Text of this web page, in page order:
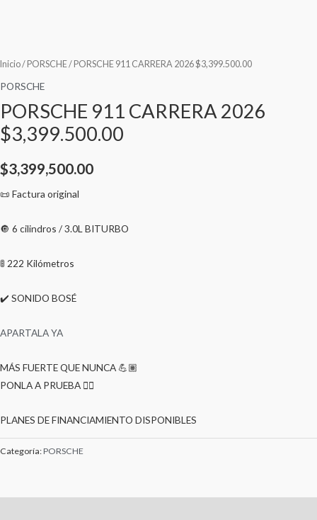
Inicio/ PORSCHE/ PORSCHE 911 CARRERA 2026 $3,399.500.00
PORSCHE
PORSCHE 911 CARRERA 2026
$3,399.500.00
$3,399,500.00
📜 Factura original
🔘 6 cilindros / 3.0L BITURBO
🚦 222 Kilómetros
✔️ SONIDO BOSÉ
APARTALA YA
MÁS FUERTE QUE NUNCA 💪🏽
PONLA A PRUEBA 🕵🏼
PLANES DE FINANCIAMIENTO DISPONIBLES
Categoría:PORSCHE